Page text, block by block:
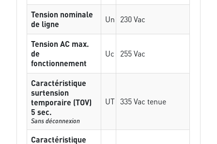
Tension nominale
de ligne
Un 230 Vac
Tension AC max.
de
fonctionnement
Uc 255 Vac
Caractéristique
surtension
temporaire (TOV)
5 sec.
Sans déconnexion
UT 335 Vac tenue
Caractéristique